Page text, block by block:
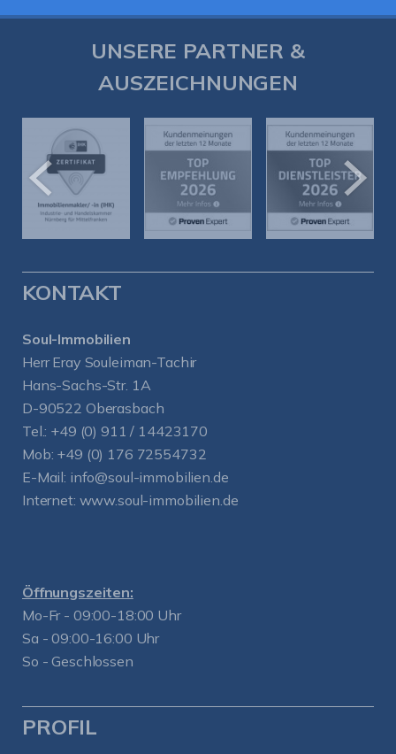
UNSERE PARTNER &
AUSZEICHNUNGEN
KONTAKT
Soul-Immobilien
Herr Eray Souleiman-Tachir
Hans-Sachs-Str. 1A
D-90522 Oberasbach
Tel.: +49 (0) 911 / 14423170
Mob: +49 (0) 176 72554732
E-Mail: info@soul-immobilien.de
Internet: www.soul-immobilien.de
Öffnungszeiten:
Mo-Fr - 09:00-18:00 Uhr
Sa - 09:00-16:00 Uhr
So - Geschlossen
PROFIL